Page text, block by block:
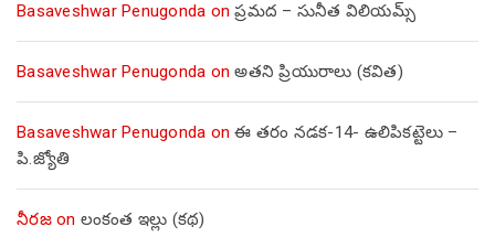
Basaveshwar Penugonda onప్రమద – సునీత విలియమ్స్
Basaveshwar Penugonda onఅతని ప్రియురాలు (కవిత)
Basaveshwar Penugonda onఈ తరం నడక-14- ఉలిపికట్టెలు –
పి.జ్యోతి
నీరజon లంకంత ఇల్లు (కథ)